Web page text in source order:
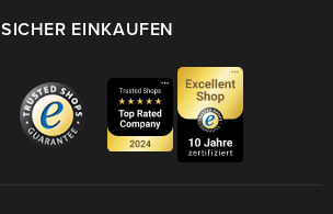
SICHER EINKAUFEN